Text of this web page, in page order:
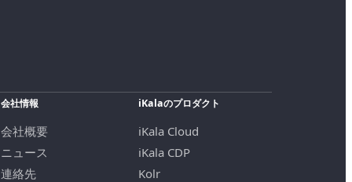
会社情報
会社概要
ニュース
連絡先
iKalaのプロダクト
iKala Cloud
iKala CDP
Kolr